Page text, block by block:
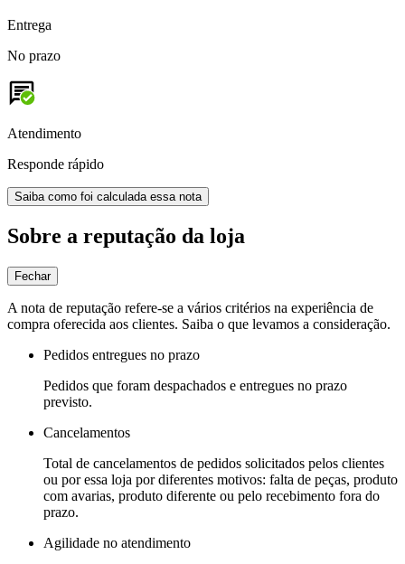
Entrega
No prazo
Atendimento
Responde rápido
Saiba como foi calculada essa nota
Sobre a reputação da loja
Fechar
A nota de reputação refere-se a vários critérios na experiência de
compra oferecida aos clientes. Saiba o que levamos a consideração.
Pedidos entregues no prazo
Pedidos que foram despachados e entregues no prazo
previsto.
Cancelamentos
Total de cancelamentos de pedidos solicitados pelos clientes
ou por essa loja por diferentes motivos: falta de peças, produto
com avarias, produto diferente ou pelo recebimento fora do
prazo.
Agilidade no atendimento